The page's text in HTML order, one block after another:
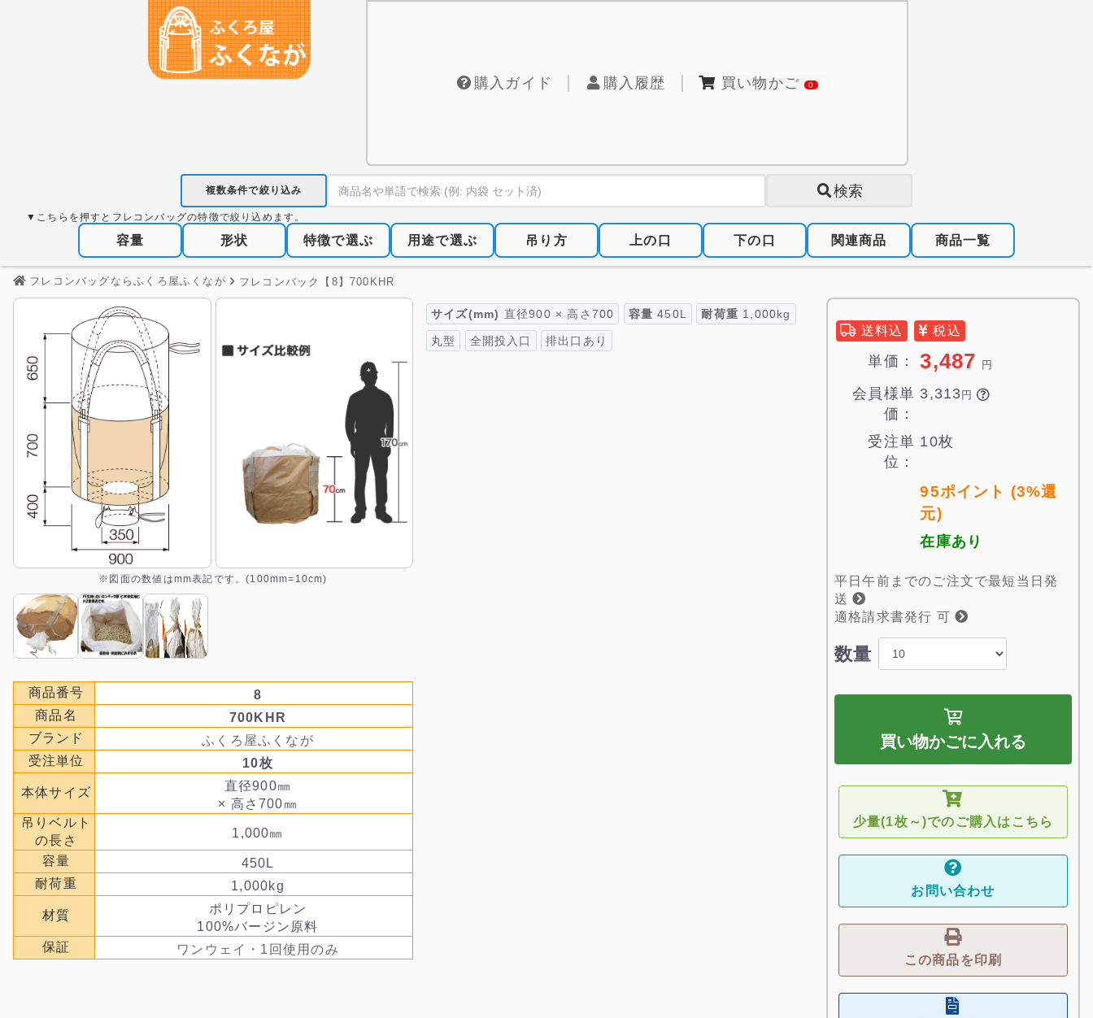
購入ガイド 購入履歴 買い物かご 0
複数条件で絞り込み 検索
▼こちらを押すとフレコンバッグの特徴で絞り込めます。
容量 形状 特徴で選ぶ 用途で選ぶ 吊り方 上の口 下の口 関連商品 商品一覧
フレコンバッグならふくろ屋ふくなが フレコンバック【8】700KHR
※図面の数値はmm表記です。(100mm=10cm)
商品番号
8
商品名
700KHR
ブランド
ふくろ屋ふくなが
受注単位
10枚
本体サイズ
直径900㎜
× 高さ700㎜
吊りベルト
の長さ
1,000㎜
容量
450L
耐荷重
1,000kg
材質
ポリプロピレン
100%バージン原料
保証
ワンウェイ・1回使用のみ
サイズ(mm) 直径900 × 高さ700 容量 450L 耐荷重 1,000kg
丸型 全開投入口 排出口あり
送料込 税込
単価： 3,487 円
会員様単
価：
3,313円 
受注単
位：
10枚
95ポイント (3%還
元)
在庫あり
平日午前までのご注文で最短当日発
送
適格請求書発行 可
数量
買い物かごに入れる
少量(1枚～)でのご購入はこちら
お問い合わせ
この商品を印刷